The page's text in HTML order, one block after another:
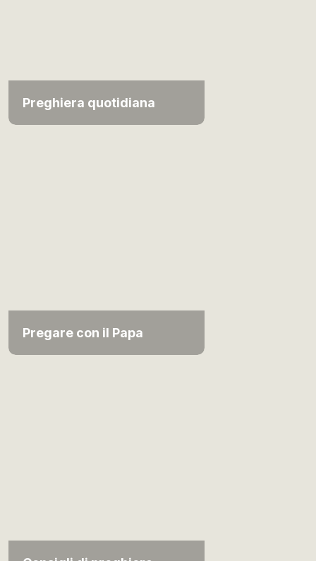
Preghiera quotidiana
Pregare con il Papa